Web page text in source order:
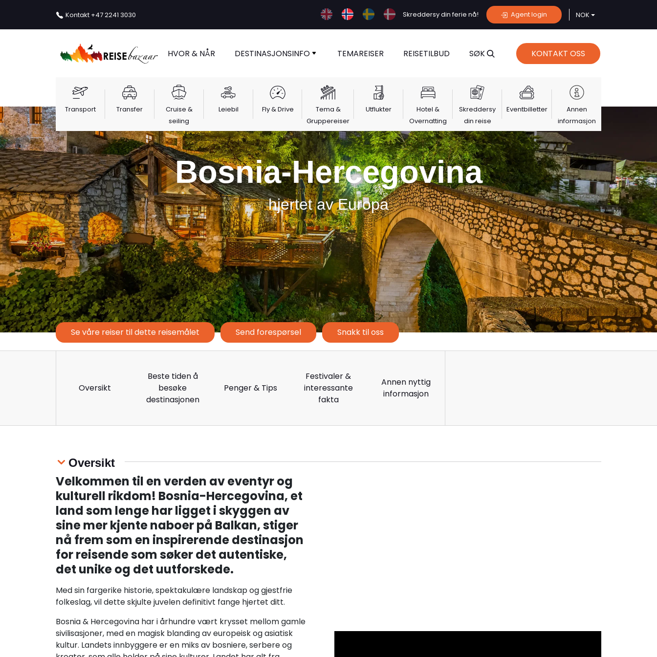
Kontakt +47 2241 3030 Skreddersy din ferie nå! Agent login NOK
HVOR & NÅR DESTINASJONSINFO TEMAREISER REISETILBUD SØK KONTAKT OSS
Transport Transfer
Cruise &
seiling
Leiebil Fly & Drive
Tema &
Gruppereiser
Utflukter
Hotel &
Overnatting
Skreddersy
din reise
Eventbilletter
Annen
informasjon
Bosnia-Hercegovina
hjertet av Europa
Se våre reiser til dette reisemålet Send forespørsel Snakk til oss
Oversikt
Beste tiden å
besøke
destinasjonen
Penger & Tips
Festivaler &
interessante
fakta
Annen nyttig
informasjon
Oversikt
Velkommen til en verden av eventyr og
kulturell rikdom! Bosnia-Hercegovina, et
land som lenge har ligget i skyggen av
sine mer kjente naboer på Balkan, stiger
nå frem som en inspirerende destinasjon
for reisende som søker det autentiske,
det unike og det uutforskede.
Med sin fargerike historie, spektakulære landskap og gjestfrie
folkeslag, vil dette skjulte juvelen definitivt fange hjertet ditt.
Bosnia & Hercegovina har i århundre vært krysset mellom gamle
sivilisasjoner, med en magisk blanding av europeisk og asiatisk
kultur. Landets innbyggere er en miks av bosniere, serbere og